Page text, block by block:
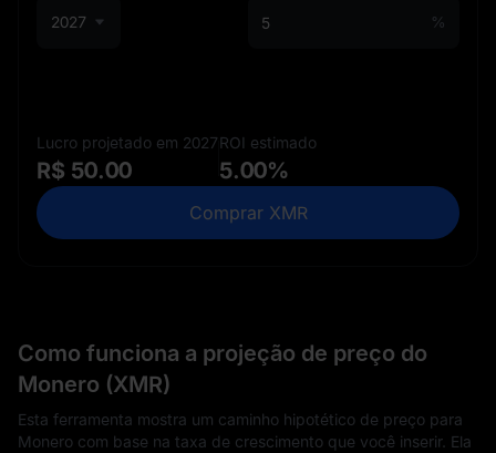
2027 %
Lucro projetado em 2027
R$ 50.00
ROI estimado
5.00%
Comprar XMR
Como funciona a projeção de preço do
Monero (XMR)
Esta ferramenta mostra um caminho hipotético de preço para
Monero com base na taxa de crescimento que você inserir. Ela